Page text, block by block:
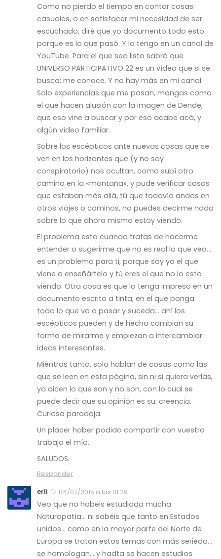
Como no pierdo el tiempo en contar cosas
casuales, o en satisfacer mi necesidad de ser
escuchado, diré que yo documento todo esto
porque es lo que pasó. Y lo tengo en un canal de
YouTube. Para el que sea listo sabrá que
UNIVERSO PARTICIPATIVO 22 es un vídeo que si se
busca; me conoce. Y no hay más en mi canal.
Solo experiencias que me pasan, mangas como
el que hacen alusión con la imagen de Dende,
que eso vine a buscar y por eso acabe acá, y
algún vídeo familiar.
Sobre los escépticos ante nuevas cosas que se
ven en los horizontes que (y no soy
conspiratorio) nos ocultan, como subí otro
camino en la «montaña», y pude verificar cosas
que estaban más allá, tú que todavía andas en
otros viajes o caminos, no puedes decirme nada
sobre lo que ahora mismo estoy viendo.
El problema esta cuando tratas de hacerme
entender o sugerirme que no es real lo que veo…
es un problema para ti, porque soy yo el que
viene a enseñártelo y tú eres el que no lo esta
viendo. Otra cosa es que lo tenga impreso en un
documento escrito a tinta, en el que ponga
todo lo que va a pasar y suceda… ahí los
escépticos pueden y de hecho cambian su
forma de mirarme y empiezan a intercambiar
ideas interesantes.
Mientras tanto, solo hablan de cosas como las
que se leen en esta página, sin ni si quiera verlas,
ya dicen lo que son y no son, con lo cual se
puede decir que su opinión es su: creencia.
Curiosa paradoja.
Un placer haber podido compartir con vuestro
trabajo el mío.
SALUDOS.
Responder
erli
04/07/2015 a las 01:29
Veo que no habeis estudiado mucha
Naturopatía… ni sabéis que tanto en Estados
unidos… como en la mayor parte del Norte de
Europa se tratan estos temas con más serieda…
se homologan… y hadta se hacen estudios